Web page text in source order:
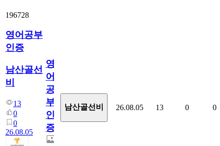
196728
영어공부
인증
남산골선
비
13
0
0
26.08.05
영
어
공
부
인
증
남산골선비 26.08.05 13 0 0